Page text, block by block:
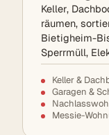
Keller,
räumen,
Bietigheim-
Sperrmüll,
Keller &
Garagen &
Messie-